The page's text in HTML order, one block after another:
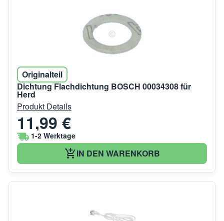
Originalteil
Dichtung Flachdichtung BOSCH 00034308 für
Herd
Produkt Details
11,99 €
1-2 Werktage
IN DEN WARENKORB